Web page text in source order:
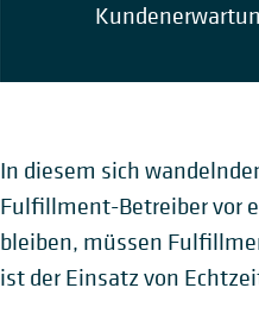
In diesem sich
Fulfillment-Betreiber vor
bleiben, müssen
ist der Einsatz von